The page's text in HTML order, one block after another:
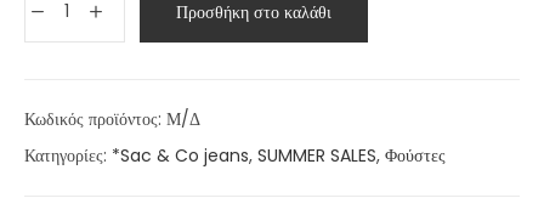
Προσθήκη στο καλάθι
Κωδικός προϊόντος: Μ/Δ
Κατηγορίες: *Sac & Co jeans, SUMMER SALES, Φούστες